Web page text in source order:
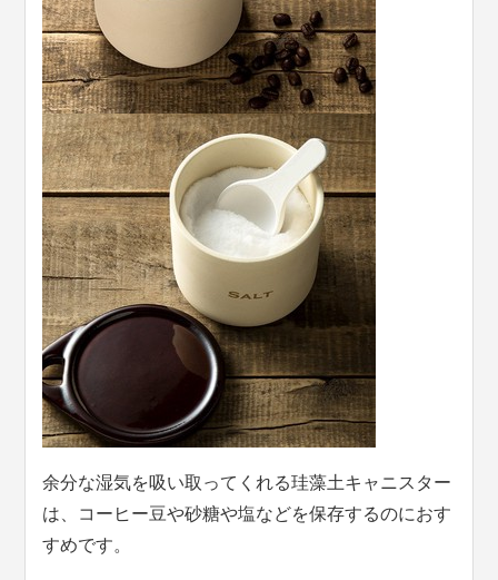
余分な湿気を吸い取ってくれる珪藻土キャニスター
は、コーヒー豆や砂糖や塩などを保存するのにおす
すめです。